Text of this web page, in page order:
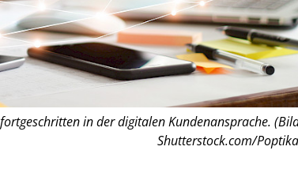
in der digitalen Kundenansprache.
Shutterstock.com/